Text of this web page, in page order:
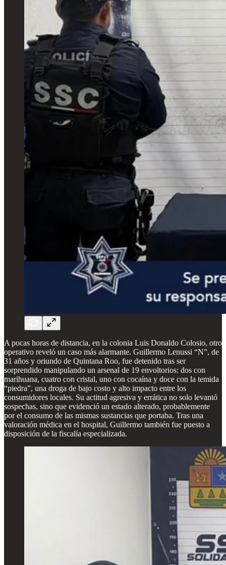
A pocas horas de distancia, en la colonia Luis Donaldo Colosio, otro
operativo reveló un caso más alarmante. Guillermo Lenussi “N”, de
31 años y oriundo de Quintana Roo, fue detenido tras ser
sorprendido manipulando un arsenal de 19 envoltorios: dos con
marihuana, cuatro con cristal, uno con cocaína y doce con la temida
“piedra”, una droga de bajo costo y alto impacto entre los
consumidores locales. Su actitud agresiva y errática no solo levantó
sospechas, sino que evidenció un estado alterado, probablemente
por el consumo de las mismas sustancias que portaba. Tras una
valoración médica en el hospital, Guillermo también fue puesto a
disposición de la fiscalía especializada.